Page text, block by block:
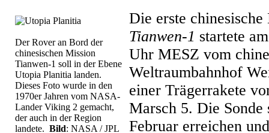
Der Rover an Bord der
chinesischen Mission
Tianwen-1 soll in der Ebene
Utopia Planitia landen.
Dieses Foto wurde in den
1970er Jahren vom NASA-
Lander Viking 2 gemacht,
der auch in der Region
landete. Bild: NASA / JPL
Die erste
Tianwen-1 startete
Uhr MESZ vom
Weltraumbahnhof
einer Trägerrakete
Marsch 5. Die
Februar erreichen